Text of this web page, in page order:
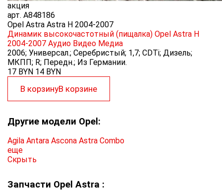
акция
арт. A848186
Opel Astra Astra H 2004-2007
Динамик высокочастотный (пищалка) Opel Astra H
2004-2007 Аудио Видео Медиа
2006; Универсал.; Серебристый; 1,7; CDTi; Дизель;
МКПП; R; Передн.; Из Германии.
17 BYN 14 BYN
В корзинуВ корзине
Другие модели Opel:
Agila Antara Ascona Astra Combo
еще
Скрыть
Запчасти Opel Astra :